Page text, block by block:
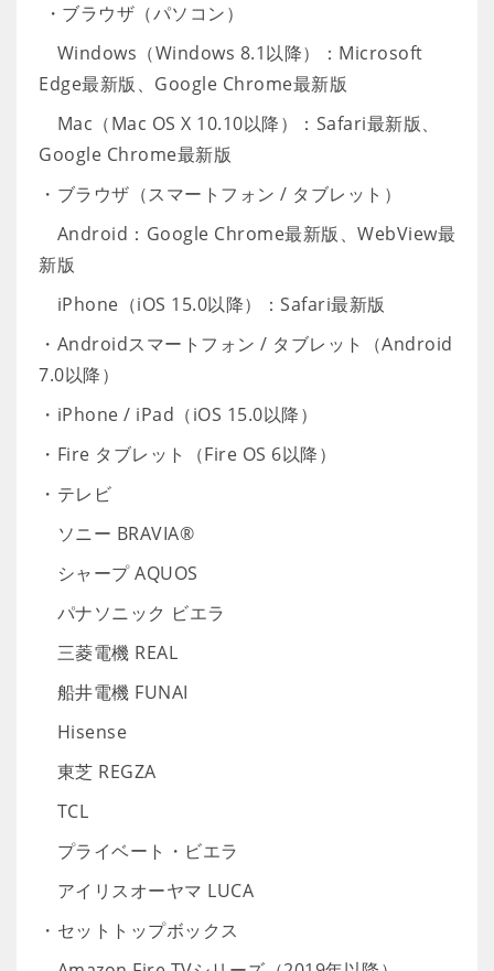
・ブラウザ（パソコン）
Windows（Windows 8.1以降）：Microsoft
Edge最新版、Google Chrome最新版
Mac（Mac OS X 10.10以降）：Safari最新版、
Google Chrome最新版
・ブラウザ（スマートフォン / タブレット）
Android：Google Chrome最新版、WebView最
新版
iPhone（iOS 15.0以降）：Safari最新版
・Androidスマートフォン / タブレット（Android
7.0以降）
・iPhone / iPad（iOS 15.0以降）
・Fire タブレット（Fire OS 6以降）
・テレビ
ソニー BRAVIA®
シャープ AQUOS
パナソニック ビエラ
三菱電機 REAL
船井電機 FUNAI
Hisense
東芝 REGZA
TCL
プライベート・ビエラ
アイリスオーヤマ LUCA
・セットトップボックス